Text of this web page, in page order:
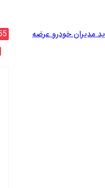
در طرح جدید مدیران خودرو عرضه